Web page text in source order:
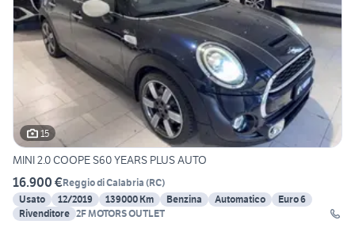
15
MINI 2.0 COOPE S60 YEARS PLUS AUTO
16.900 €Reggio di Calabria (RC)
Usato
12/2019 139000 Km Benzina Automatico
Euro 6
Rivenditore 2F MOTORS OUTLET